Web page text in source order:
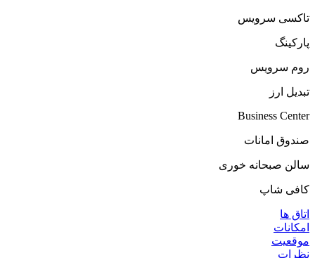
تاکسی سرویس
پارکینگ
روم سرویس
تبديل ارز
Business Center
صندوق امانات
سالن صبحانه خوری
کافی شاپ
اتاق ها
امکانات
موقعیت
نظرات